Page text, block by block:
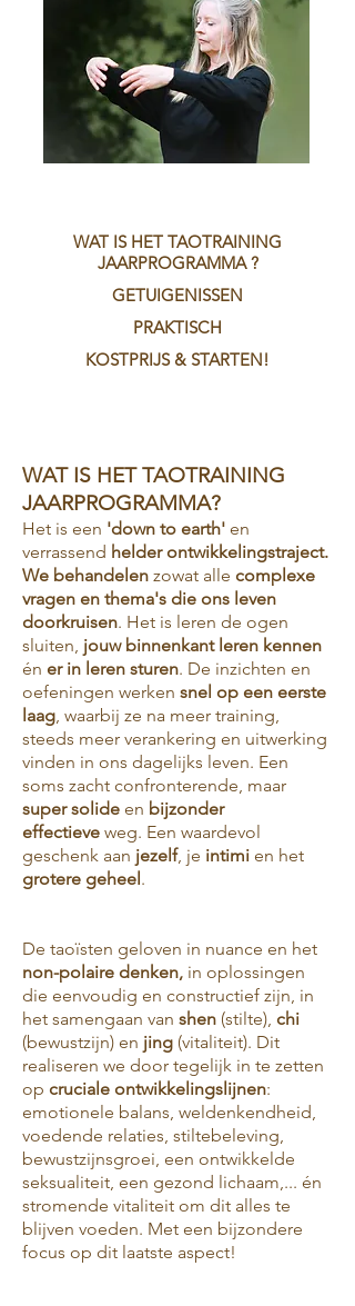
WAT IS HET TAOTRAINING
JAARPROGRAMMA ?
GETUIGENISSEN
PRAKTISCH
KOSTPRIJS & STARTEN!
WAT IS HET TAOTRAINING
JAARPROGRAMMA?
Het is een 'down to earth' en
verrassend helder ontwikkelingstraject.
We behandelen zowat alle complexe
vragen en thema's die ons leven
doorkruisen. Het is leren de ogen
sluiten, jouw binnenkant leren kennen
én er in leren sturen. De inzichten en
oefeningen werken snel op een eerste
laag, waarbij ze na meer training,
steeds meer verankering en uitwerking
vinden in ons dagelijks leven. Een
soms zacht confronterende, maar
super solide en bijzonder
effectieve weg. Een waardevol
geschenk aan jezelf, je intimi en het
grotere geheel.
De taoïsten geloven in nuance en het
non-polaire denken, in oplossingen
die eenvoudig en constructief zijn, in
het samengaan van shen (stilte), chi
(bewustzijn) en jing (vitaliteit). Dit
realiseren we door tegelijk in te zetten
op cruciale ontwikkelingslijnen:
emotionele balans, weldenkendheid,
voedende relaties, stiltebeleving,
bewustzijnsgroei, een ontwikkelde
seksualiteit, een gezond lichaam,... én
stromende vitaliteit om dit alles te
blijven voeden. Met een bijzondere
focus op dit laatste aspect!